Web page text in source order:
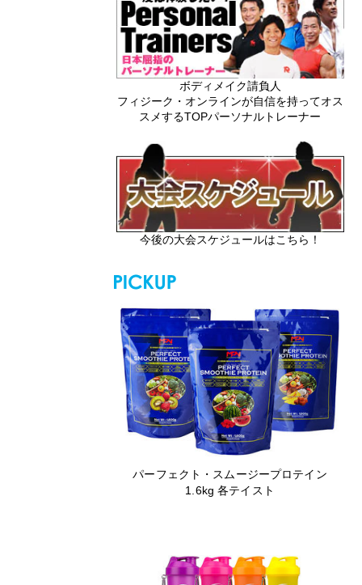
ボディメイク請負人
フィジーク・オンラインが自信を持ってオス
スメするTOPパーソナルトレーナー
今後の大会スケジュールはこちら！
パーフェクト・スムージープロテイン
1.6kg 各テイスト